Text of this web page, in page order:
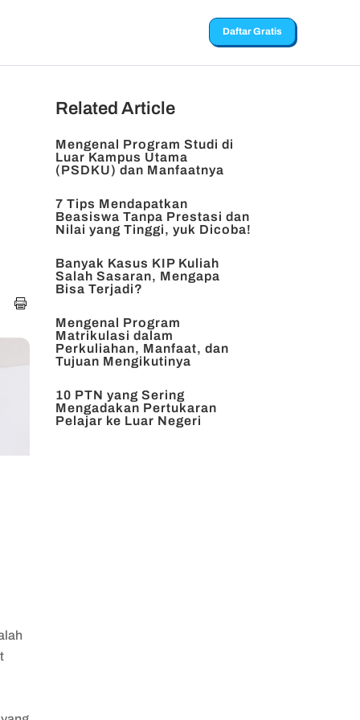
Daftar Gratis
Related Article
Mengenal Program Studi di
Luar Kampus Utama
(PSDKU) dan Manfaatnya
7 Tips Mendapatkan
Beasiswa Tanpa Prestasi dan
Nilai yang Tinggi, yuk Dicoba!
Banyak Kasus KIP Kuliah
Salah Sasaran, Mengapa
Bisa Terjadi?
Mengenal Program
Matrikulasi dalam
Perkuliahan, Manfaat, dan
Tujuan Mengikutinya
10 PTN yang Sering
Mengadakan Pertukaran
Pelajar ke Luar Negeri